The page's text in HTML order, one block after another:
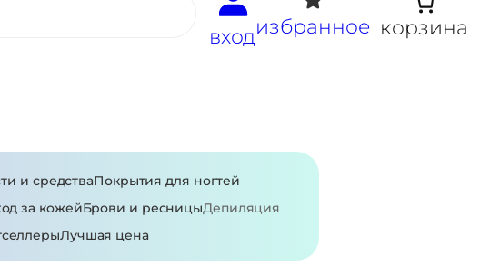
входизбранное корзина
и средстваПокрытия для ногтей
за кожейБрови и ресницыДепиляция
Лучшая цена